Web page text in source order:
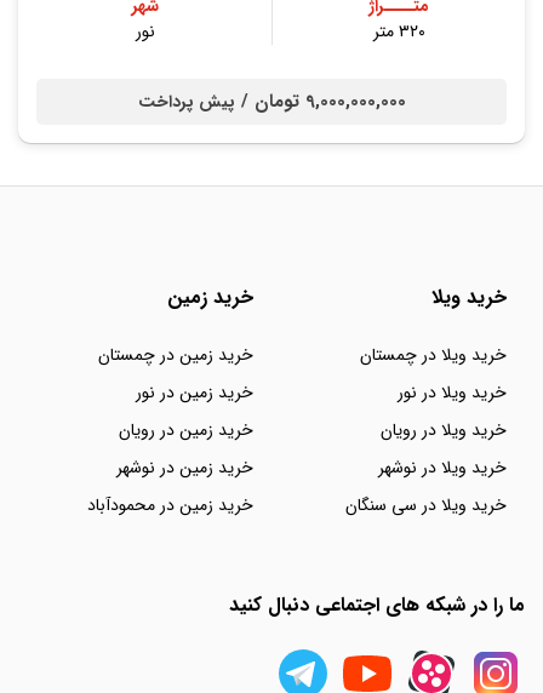
متــــراژ
۳۲۰ متر
شهر
نور
9,000,000,000 تومان / پیش پرداخت
خرید ویلا
خرید ویلا در چمستان
خرید ویلا در نور
خرید ویلا در رویان
خرید ویلا در نوشهر
خرید ویلا در سی سنگان
خرید زمین
خرید زمین در چمستان
خرید زمین در نور
خرید زمین در رویان
خرید زمین در نوشهر
خرید زمین در محمودآباد
ما را در شبکه های اجتماعی دنبال کنید